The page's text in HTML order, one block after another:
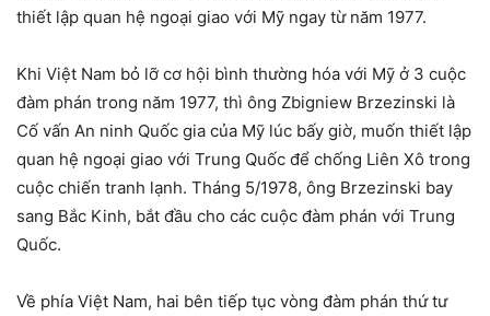
thiết lập quan hệ ngoại giao với Mỹ ngay từ năm 1977.
Khi Việt Nam bỏ lỡ cơ hội bình thường hóa với Mỹ ở 3 cuộc
đàm phán trong năm 1977, thì ông Zbigniew Brzezinski là
Cố vấn An ninh Quốc gia của Mỹ lúc bấy giờ, muốn thiết lập
quan hệ ngoại giao với Trung Quốc để chống Liên Xô trong
cuộc chiến tranh lạnh. Tháng 5/1978, ông Brzezinski bay
sang Bắc Kinh, bắt đầu cho các cuộc đàm phán với Trung
Quốc.
Về phía Việt Nam, hai bên tiếp tục vòng đàm phán thứ tư